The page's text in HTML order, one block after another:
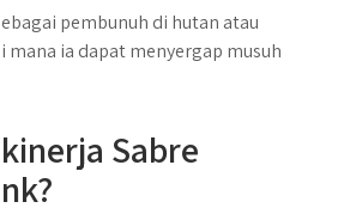
pembunuh di hutan atau
mana ia dapat menyergap musuh
Sabre